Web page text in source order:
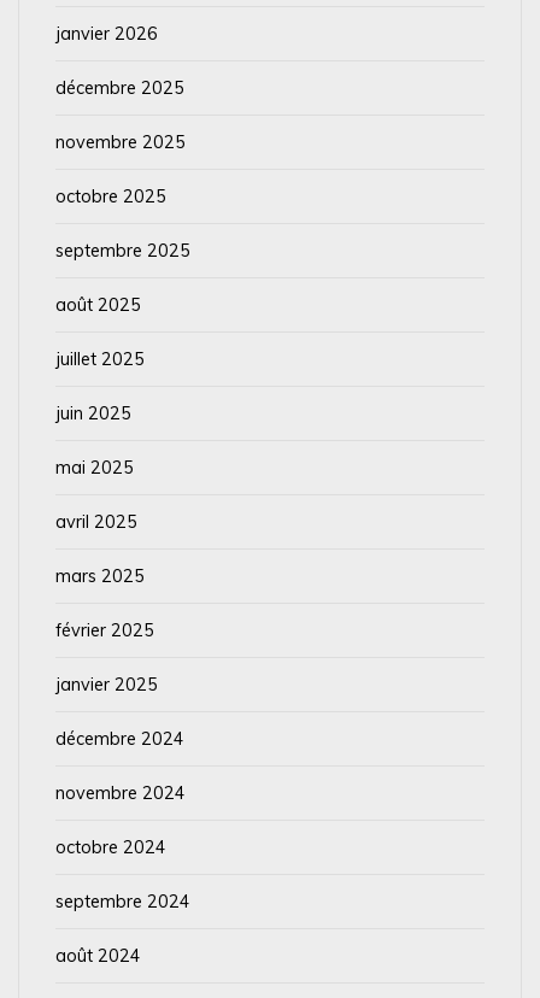
janvier 2026
décembre 2025
novembre 2025
octobre 2025
septembre 2025
août 2025
juillet 2025
juin 2025
mai 2025
avril 2025
mars 2025
février 2025
janvier 2025
décembre 2024
novembre 2024
octobre 2024
septembre 2024
août 2024